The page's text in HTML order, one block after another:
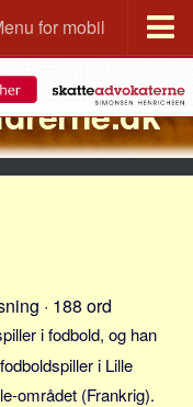
for mobil
· 188 ord
i fodbold, og han
i Lille
området (Frankrig).